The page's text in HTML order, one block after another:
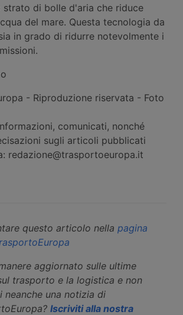
strato di bolle d'aria che riduce
del mare. Questa tecnologia da
in grado di ridurre notevolmente i
- Riproduzione riservata - Foto
comunicati, nonché
sugli articoli pubblicati
redazione@trasportoeuropa.it
questo articolo nella pagina
aggiornato sulle ultime
trasporto e la logistica e non
neanche una notizia di
Iscriviti alla nostra